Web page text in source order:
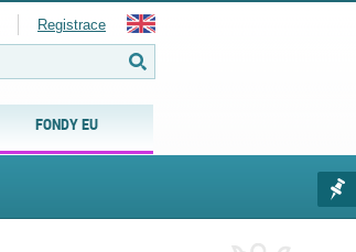
FONDY EU
Registrace